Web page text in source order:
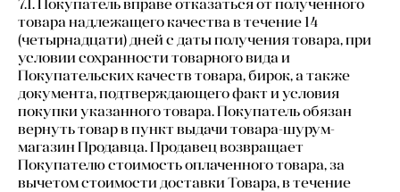
7.1. Покупатель вправе отказаться от полученного
товара надлежащего качества в течение 14
(четырнадцати) дней с даты получения товара, при
условии сохранности товарного вида и
Покупательских качеств товара, бирок, а также
документа, подтверждающего факт и условия
покупки указанного товара. Покупатель обязан
вернуть товар в пункт выдачи товара-шурум-
магазин Продавца. Продавец возвращает
Покупателю стоимость оплаченного товара, за
вычетом стоимости доставки Товара, в течение